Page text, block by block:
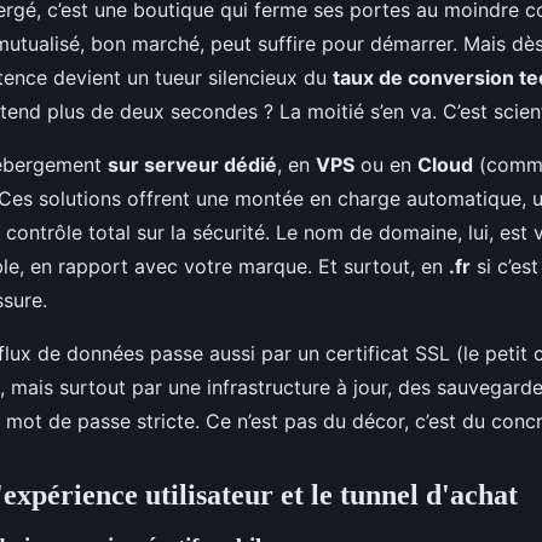
c’est une boutique qui ferme ses portes au moindre
bon marché, peut suffire pour démarrer. Mais
devient un tueur silencieux du taux de conversion
plus de deux secondes ? La moitié s’en va. C’est
sur serveur dédié, en VPS ou en Cloud
solutions offrent une montée en charge automatique,
contrôle total sur la sécurité. Le nom de domaine, lui, est
en rapport avec votre marque. Et surtout, en .fr si
de données passe aussi par un certificat SSL (le petit
mais surtout par une infrastructure à jour, des
de passe stricte. Ce n’est pas du décor, c’est du
utilisateur et le tunnel d'achat